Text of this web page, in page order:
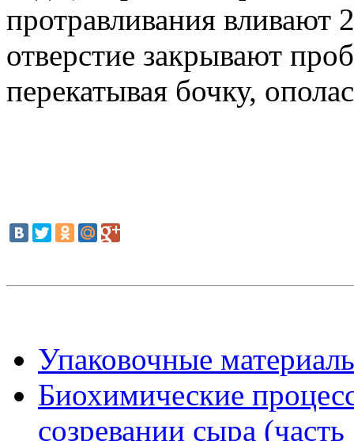
протравливания вливают
отверстие закрывают
перекатывая бочку,
Упаковочные
Биохимические
созревании сыра (часть